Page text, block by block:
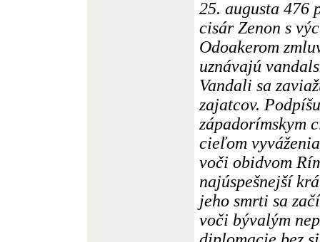
25. augusta 476
cisár Zenon s
Odoakerom
uznávajú
Vandali sa
zajatcov.
západorímskym
cieľom
voči obidvom
najúspešnejší
jeho smrti sa
voči bývalým